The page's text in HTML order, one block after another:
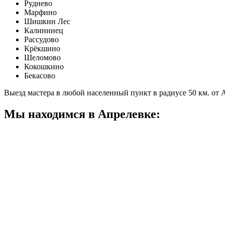
Руднево
Марфино
Шишкин Лес
Калининец
Рассудово
Крёкшино
Шеломово
Кокошкино
Бекасово
Выезд мастера в любой населенный пункт в радиусе 50 км. от
Мы находимся в Апрелевке: